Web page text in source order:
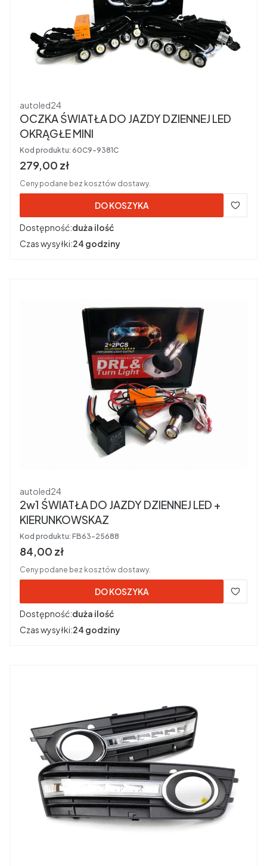
Producent
autoled24
OCZKA ŚWIATŁA DO JAZDY DZIENNEJ LED
OKRĄGŁE MINI
Kod produktu: 60C9-9381C
Cena brutto
279,00 zł
Ceny podane bez kosztów dostawy.
DO KOSZYKA
Dostępność:duża ilość
Czas wysyłki:24 godziny
Producent
autoled24
2w1 ŚWIATŁA DO JAZDY DZIENNEJ LED +
KIERUNKOWSKAZ
Kod produktu: FB63-25688
Cena brutto
84,00 zł
Ceny podane bez kosztów dostawy.
DO KOSZYKA
Dostępność:duża ilość
Czas wysyłki:24 godziny